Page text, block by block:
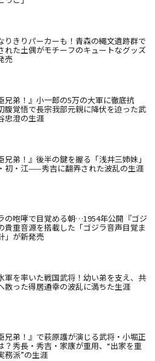
りきりパーカーも！青森の縄文遺跡群で
れた土偶がモチーフのキュートなグッズ
売
兄弟！』小一郎の5万の大軍に徹底抗
腹覚悟で長宗我部元親に降伏を迫った武
忠澄の生涯
兄弟！』後半の鍵を握る「浅井三姉妹」
初・江——秀吉に翻弄された波乱の生涯
の咆哮で目覚める朝…1954年公開『ゴジ
貴重音源を搭載した「ゴジラ音声目覚ま
」が新発売
軍を率いた戦国武将！幼い弟を支え、共
散った得居通幸の波乱に満ちた生涯
兄弟！』で萩原護が演じる武将・小堀正
？秀長・秀吉・家康が重用、“出家を重
務派”の生涯